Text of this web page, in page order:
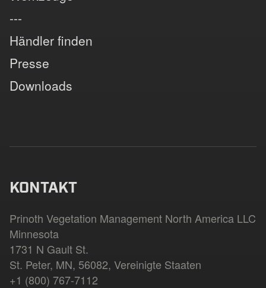
---
Händler finden
Presse
Downloads
KONTAKT
Prinoth Vegetation Management North America LLC
Minnesota
1731 N Gault St.
St. Peter, MN, 56082, Vereinigte Staaten
+1 (800) 767-7112